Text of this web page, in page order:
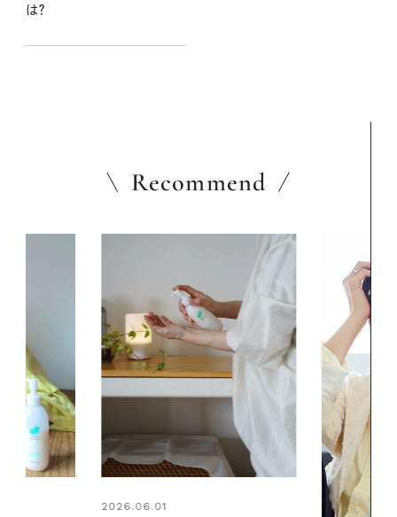
は？
Recommend
2026.07.24